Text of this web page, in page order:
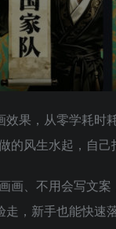
果，从零学耗
风生水起，自己
、不用会写文
，新手也能快